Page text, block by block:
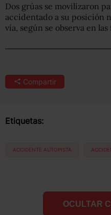
Dos grúas se movilizaron
accidentado a su posición
vía, según se observa en
Compartir
Etiquetas:
ACCIDENTE AUTOPISTA
OCULTAR